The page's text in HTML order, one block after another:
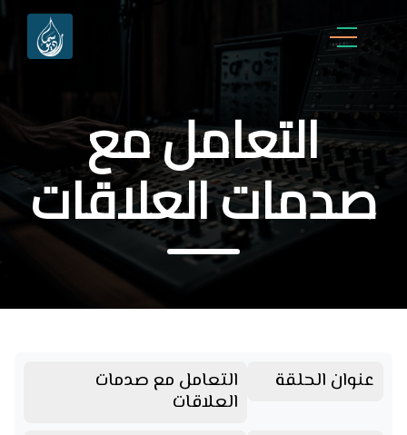
التعامل مع
صدمات العلاقات
عنوان الحلقة التعامل مع صدمات
العلاقات